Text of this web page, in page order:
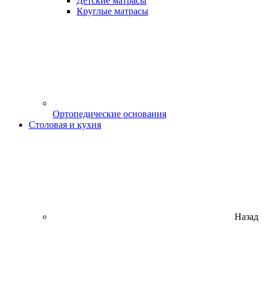
Круглые матрасы
Ортопедические основания
Столовая и кухня
Назад